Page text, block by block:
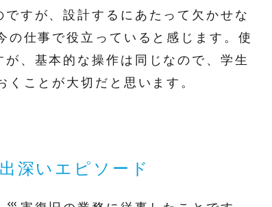
ですが、設計するにあたって欠かせな
の仕事で役立っていると感じます。使
が、基本的な操作は同じなので、学生
くことが大切だと思います。
深いエピソード